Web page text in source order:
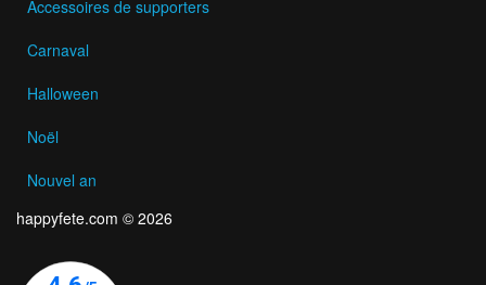
Accessoires de supporters
Carnaval
Halloween
Noël
Nouvel an
happyfete.com © 2026